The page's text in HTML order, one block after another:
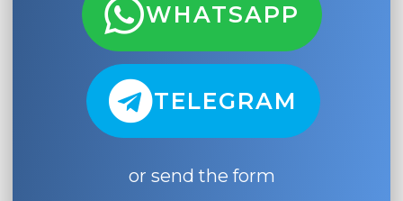
WHATSAPP
TELEGRAM
or send the form